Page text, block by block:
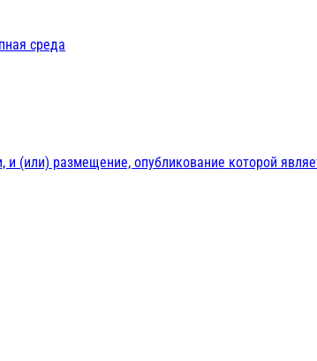
среда
(или) размещение, опубликование которой